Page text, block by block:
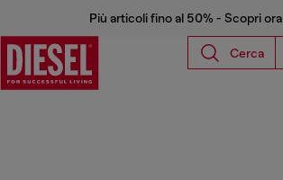
Più articoli fino al 50% - Scopri ora
Cerca